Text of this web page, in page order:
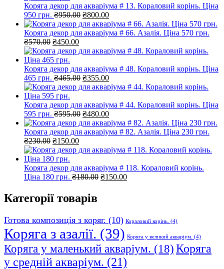
Коряга декор для акваріума # 13. Кораловий корінь. Ціна
950 грн. ₴950.00 Оригінальна
ціна:
₴950.00.
₴800.00Поточна
ціна:
₴800.00.
Коряга декор для акваріума # 66. Азалія. Ціна 570 грн.
₴570.00 Оригінальна
ціна:
₴570.00.
₴450.00Поточна
ціна:
Коряга декор для акваріума # 48. Кораловий корінь. Ціна
465 грн. ₴465.00 Оригінальна
ціна:
₴355.00Поточна
ціна:
Коряга декор для акваріума # 44. Кораловий корінь. Ціна
595 грн. ₴595.00 Оригінальна
ціна:
₴595.00.
₴480.00Поточна
ціна:
₴480.00.
Коряга декор для акваріума # 82. Азалія. Ціна 230 грн.
₴230.00 Оригінальна
ціна:
₴230.00.
₴150.00Поточна
ціна:
Коряга декор для акваріума # 118. Кораловий корінь.
Ціна 180 грн. ₴180.00 Оригінальна
₴150.00Поточна
Категорії товарів
Готова композиція з коряг. (10) Кораловий корінь. (4)
Коряга з азалії. (39) Коряга у великий акваріум. (4)
Коряга у маленький акваріум. (18) Коряга
у средній акваріум. (21)